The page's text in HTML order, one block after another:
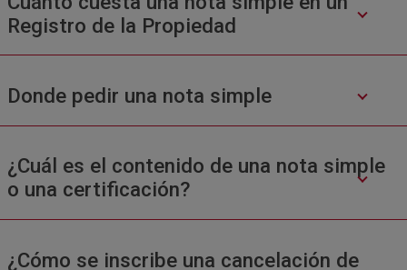
Registro de la Propiedad
Donde pedir una nota simple
¿Cuál es el contenido de una nota simple
o una certificación?
¿Cómo se inscribe una cancelación de